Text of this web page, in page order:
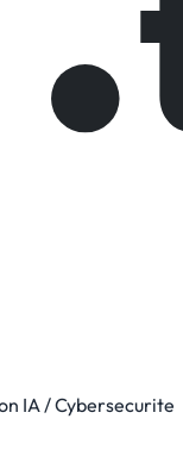
IA / Cybersecurite